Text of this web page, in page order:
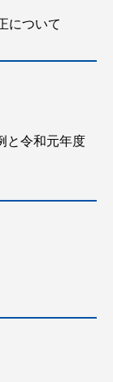
について
と令和元年度